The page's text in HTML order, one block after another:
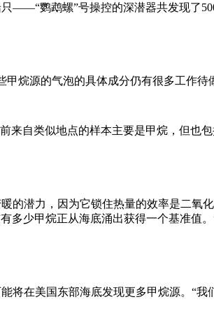
——“鹦鹉螺”号操控的深潜器共发现了
甲烷源的气泡的具体成分仍有很多工作待
来自类似地点的样本主要是甲烷，但也
的潜力，因为它锁住热量的效率是二氧
多少甲烷正从海底涌出获得一个基准值。
将在美国东部海底发现更多甲烷源。“我